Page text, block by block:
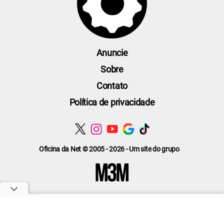
Oficina da Net © 2005 - 2026 - Um site do grupo
Anuncie
Sobre
Contato
Política de privacidade